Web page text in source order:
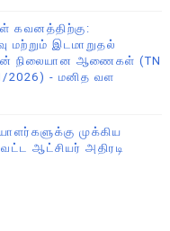
கவனத்திற்கு:
மற்றும் இடமாறுதல்
நிலையான ஆணைகள் (TN
2026) - மனித வள
முக்கிய
ஆட்சியர் அதிரடி